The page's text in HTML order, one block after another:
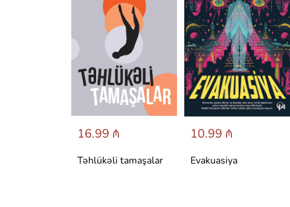
16.99 ₼
Təhlükəli tamaşalar
10.99 ₼
Evakuasiya